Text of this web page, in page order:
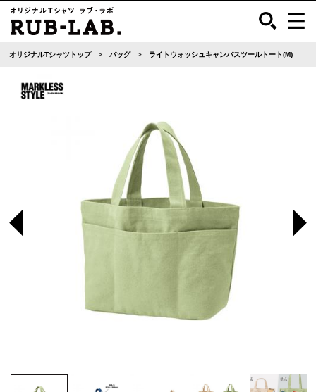
オリジナルTシャツトップ バッグ ライトウォッシュキャンバスツールトート(M)